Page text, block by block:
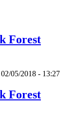
Forest
05/2018 - 13:27
Forest